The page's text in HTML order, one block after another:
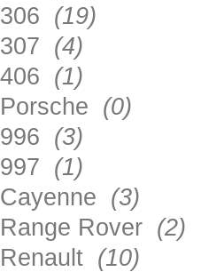
306 (19)
307 (4)
406 (1)
Porsche (0)
996 (3)
997 (1)
Cayenne (3)
Range Rover (2)
Renault (10)